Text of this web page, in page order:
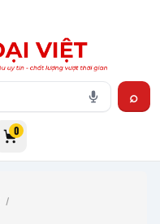
0
/